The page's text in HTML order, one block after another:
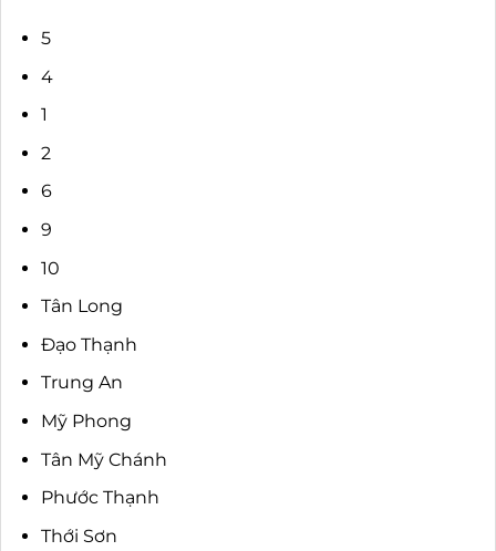
5
4
1
2
6
9
10
Tân Long
Đạo Thạnh
Trung An
Mỹ Phong
Tân Mỹ Chánh
Phước Thạnh
Thới Sơn